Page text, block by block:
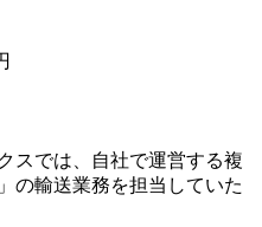
スでは、自社で運営する複
の輸送業務を担当していた